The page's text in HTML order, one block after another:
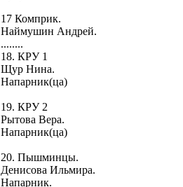
17 Комприк.
Наймушин Андрей.
........
18. КРУ 1
Щур Нина.
Напарник(ца)
19. КРУ 2
Рытова Вера.
Напарник(ца)
20. Пышминцы.
Денисова Ильмира.
Напарник.